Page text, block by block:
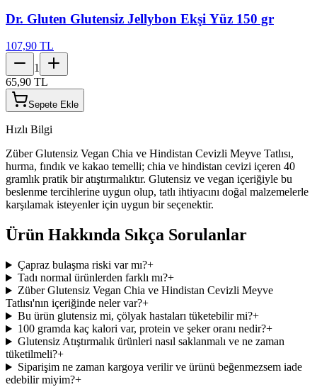
Dr. Gluten Glutensiz Jellybon Ekşi Yüz 150 gr
107,90 TL
1
65,90 TL
Sepete Ekle
Hızlı Bilgi
Züber Glutensiz Vegan Chia ve Hindistan Cevizli Meyve Tatlısı,
hurma, fındık ve kakao temelli; chia ve hindistan cevizi içeren 40
gramlık pratik bir atıştırmalıktır. Glutensiz ve vegan içeriğiyle bu
beslenme tercihlerine uygun olup, tatlı ihtiyacını doğal malzemelerle
karşılamak isteyenler için uygun bir seçenektir.
Ürün Hakkında Sıkça Sorulanlar
Çapraz bulaşma riski var mı?+
Tadı normal ürünlerden farklı mı?+
Züber Glutensiz Vegan Chia ve Hindistan Cevizli Meyve
Tatlısı'nın içeriğinde neler var?+
Bu ürün glutensiz mi, çölyak hastaları tüketebilir mi?+
100 gramda kaç kalori var, protein ve şeker oranı nedir?+
Glutensiz Atıştırmalık ürünleri nasıl saklanmalı ve ne zaman
tüketilmeli?+
Siparişim ne zaman kargoya verilir ve ürünü beğenmezsem iade
edebilir miyim?+